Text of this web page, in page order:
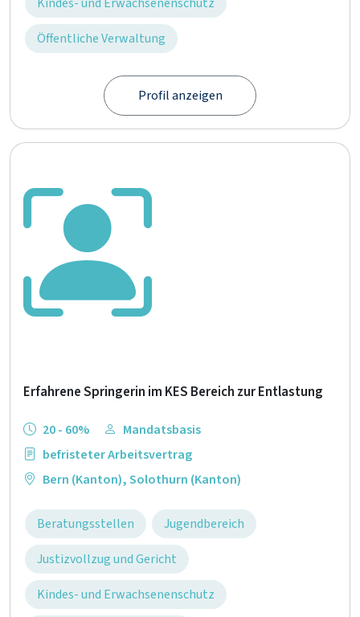
Öffentliche Verwaltung
Profil anzeigen
Erfahrene Springerin im KES Bereich zur Entlastung
20 - 60%
Mandatsbasis
befristeter Arbeitsvertrag
Bern (Kanton),Solothurn (Kanton)
Beratungsstellen
Jugendbereich
Justizvollzug und Gericht
Kindes- und Erwachsenenschutz